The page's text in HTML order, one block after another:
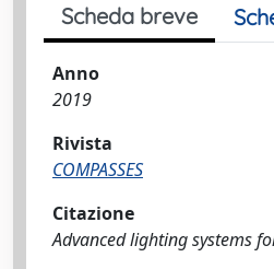
Scheda breve
Anno
2019
Rivista
COMPASSES
Citazione
Advanced lighting systems